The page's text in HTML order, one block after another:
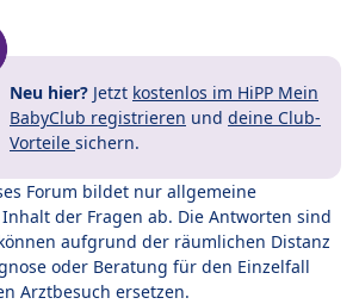
Neu hier? Jetzt kostenlos im HiPP Mein
BabyClub registrieren und deine Club-
Vorteile sichern.
Forum bildet nur allgemeine
der Fragen ab. Die Antworten sind
aufgrund der räumlichen Distanz
oder Beratung für den Einzelfall
Arztbesuch ersetzen.